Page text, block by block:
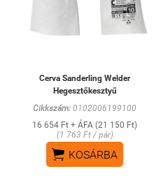
Cerva Sanderling Welder
Hegesztőkesztyű
Cikkszám: 0102006199100
16 654 Ft + ÁFA (21 150 Ft)
(1 763 Ft / pár)
 KOSÁRBA